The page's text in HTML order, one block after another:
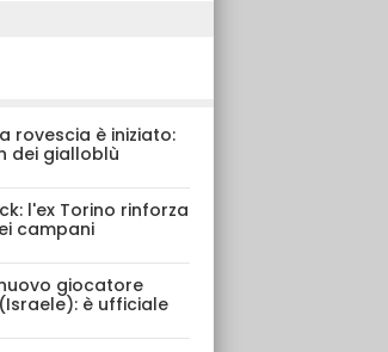
rovescia è iniziato:
dei gialloblù
l'ex Torino rinforza
campani
giocatore
è ufficiale